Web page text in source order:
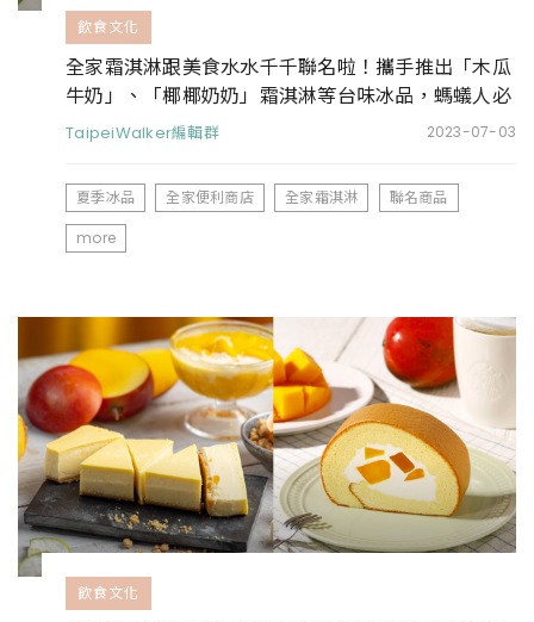
飲食文化
全家霜淇淋跟美食水水千千聯名啦！攜手推出「木瓜
牛奶」、「椰椰奶奶」霜淇淋等台味冰品，螞蟻人必
吃
TaipeiWalker編輯群 2023-07-03
夏季冰品 全家便利商店 全家霜淇淋
聯名商品
more
飲食文化